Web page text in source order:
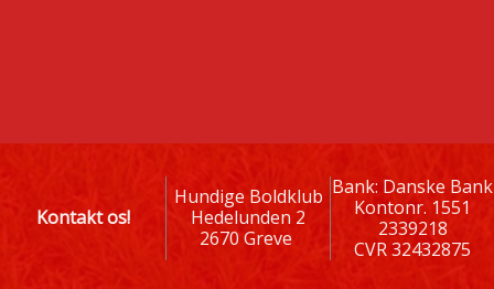
Kontakt os!
Hundige Boldklub
Hedelunden 2
2670 Greve
Bank: Danske Bank
Kontonr. 1551
2339218
CVR 32432875